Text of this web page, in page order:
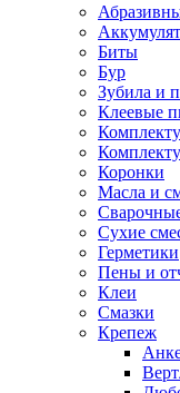
Биты
Бур
Зубила и
Клеевые
Коронки
Масла и
Сухие
Герметики
Пены и
Клеи
Смазки
Крепеж